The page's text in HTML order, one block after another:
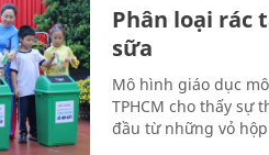
Phân loại rác
sữa
Mô hình giáo dục
TPHCM cho thấy sự
đầu từ những vỏ